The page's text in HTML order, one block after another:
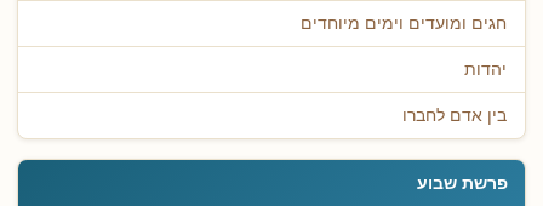
חגים ומועדים וימים מיוחדים
יהדות
בין אדם לחברו
פרשת שבוע